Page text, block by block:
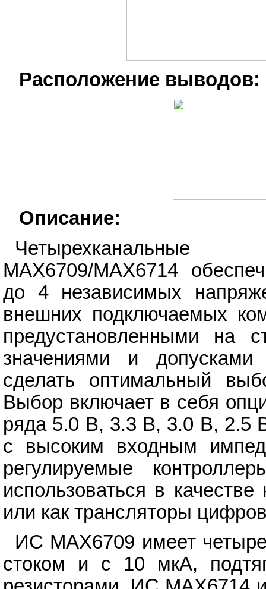
Расположение выводов:
Описание:
Четырехканальные
MAX6709/MAX6714
до 4 независимых
внешних подключаемых
предустановленными на
значениями и допусками
сделать оптимальный
Выбор включает в себя
ряда 5.0 В, 3.3 В, 3.0 В, 2.5
с высоким входным
регулируемые
использоваться в
или как трансляторы
ИС MAX6709 имеет
стоком и с 10 мкА,